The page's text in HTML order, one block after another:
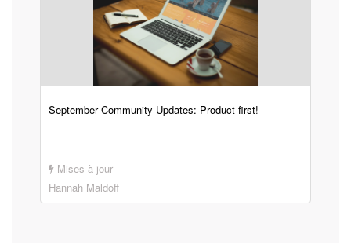
September Community Updates: Product first!
Mises à jour
Hannah Maldoff